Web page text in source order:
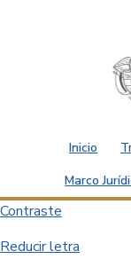
Saltar al contenido
Inicio
Marco
Contraste
Reducir letra